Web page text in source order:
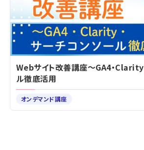
Webサイト改善講座～GA4・Clarity
ル徹底活用
オンデマンド講座